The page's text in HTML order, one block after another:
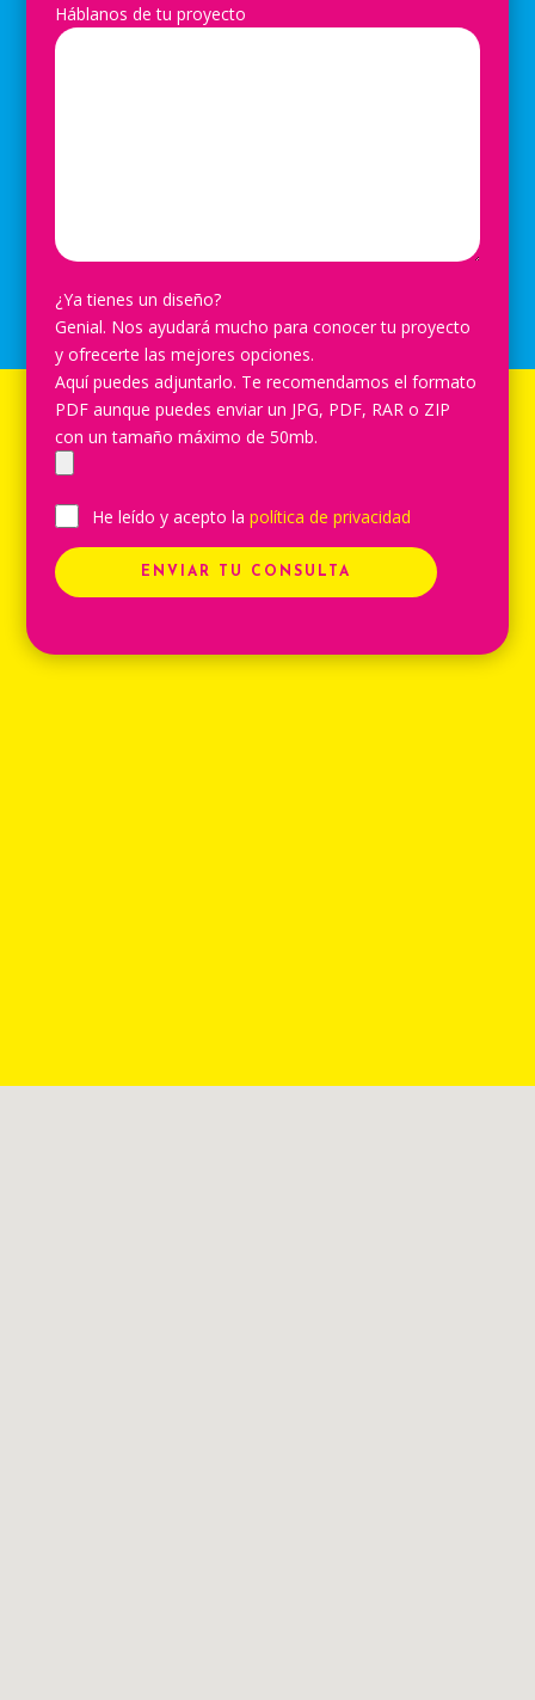
Háblanos de tu proyecto
¿Ya tienes un diseño?
Genial. Nos ayudará mucho para conocer tu proyecto
y ofrecerte las mejores opciones.
Aquí puedes adjuntarlo. Te recomendamos el formato
PDF aunque puedes enviar un JPG, PDF, RAR o ZIP
con un tamaño máximo de 50mb.
He leído y acepto lapolítica de privacidad